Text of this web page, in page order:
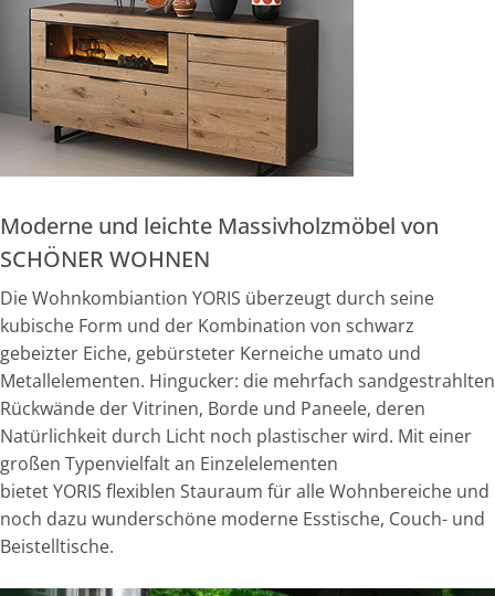
Moderne und leichte Massivholzmöbel von
SCHÖNER WOHNEN
Die Wohnkombiantion YORIS überzeugt durch seine
kubische Form und der Kombination von schwarz
gebeizter Eiche, gebürsteter Kerneiche umato und
Metallelementen. Hingucker: die mehrfach sandgestrahlten
Rückwände der Vitrinen, Borde und Paneele, deren
Natürlichkeit durch Licht noch plastischer wird. Mit einer
großen Typenvielfalt an Einzelelementen
bietet YORIS flexiblen Stauraum für alle Wohnbereiche und
noch dazu wunderschöne moderne Esstische, Couch- und
Beistelltische.